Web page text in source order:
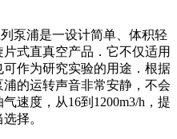
浦是一设计简单、体积轻
式直真空产品．它不仅适用
作为研究实验的用途．根据
的运转声音非常安静，不会
速度，从16到1200m3/h，提
择。